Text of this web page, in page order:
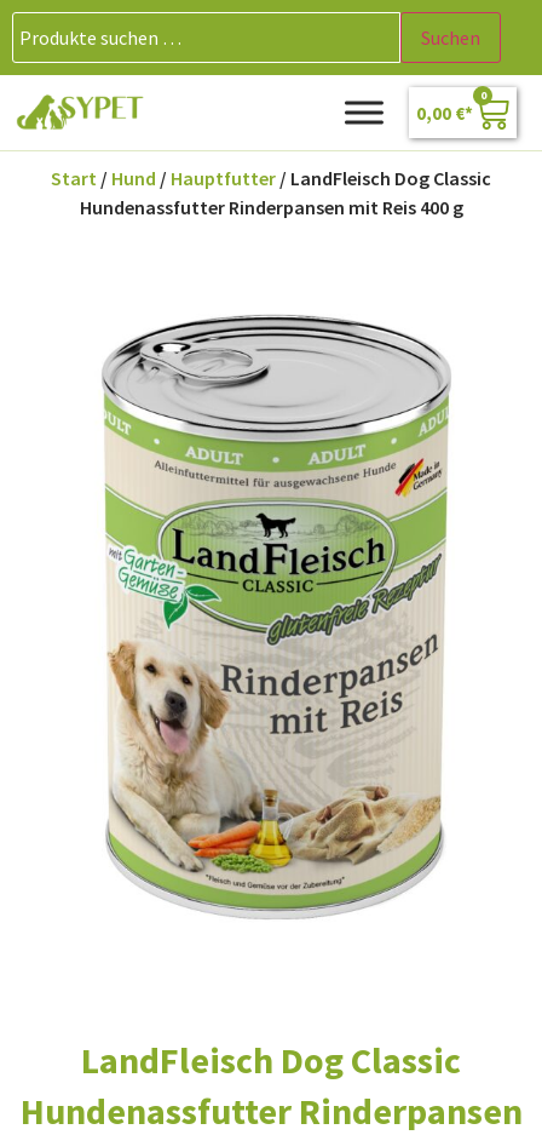
Suchen
0,00 €
0
Start / Hund / Hauptfutter / LandFleisch Dog Classic
Hundenassfutter Rinderpansen mit Reis 400 g
LandFleisch Dog Classic
Hundenassfutter Rinderpansen